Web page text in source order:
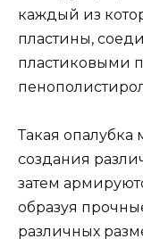
каждый из
пластины,
пластиковыми
Такая опалубка
создания
затем
образуя
различных